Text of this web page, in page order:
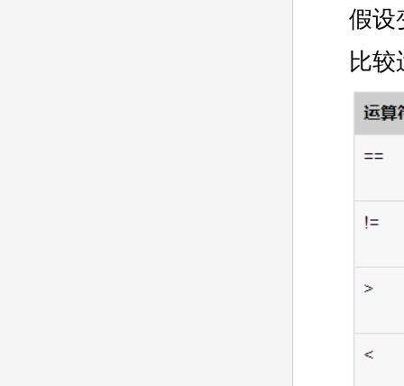
假设
比较